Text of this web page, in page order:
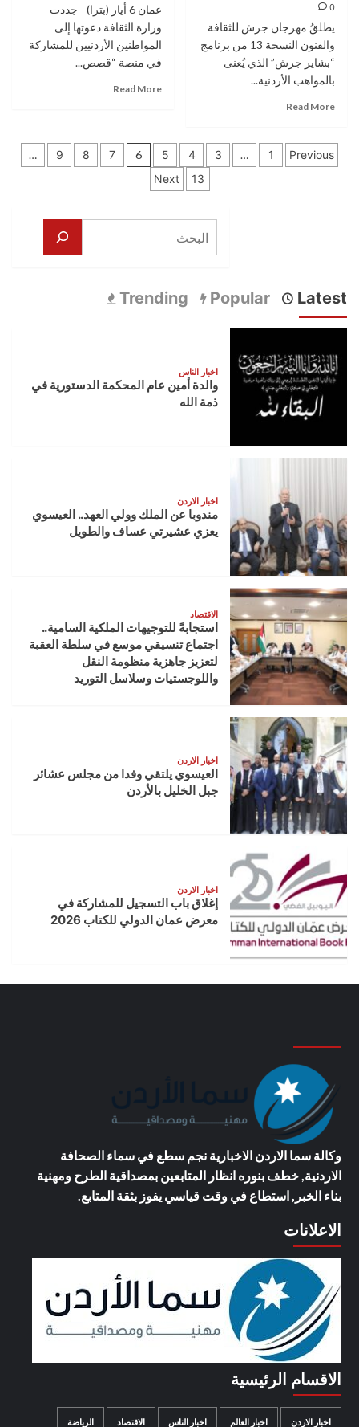
الأردنية
عمود
ودورها
في
بناء
السردية
0
يطلقُ مهرجان جرش للثقافة
والفنون النسخة 13 من برنامج
“بشاير جرش” الذي يُعنى
بالمواهب الأردنية...
Read More
بإدراج
فني
يفتح
نسخته
13
عمان 6 أيار (بترا)– جددت
وزارة الثقافة دعوتها إلى
المواطنين الأردنيين للمشاركة
في منصة “قصص...
Read More
الثقافة
تجدد
منصة
من
السردية
تعدد
Previous
1
…
3
4
5
6
7
8
9
…
13
Next
البحث
Latest
Popular
Trending
اخبار الناس
والدة أمين عام المحكمة الدستورية في
ذمة الله
اخبار الاردن
مندوبا عن الملك وولي العهد.. العيسوي
يعزي عشيرتي عساف والطويل
الاقتصاد
استجابةً للتوجيهات الملكية السامية..
اجتماع تنسيقي موسع في سلطة العقبة
لتعزيز جاهزية منظومة النقل
واللوجستيات وسلاسل التوريد
اخبار الاردن
العيسوي يلتقي وفدا من مجلس عشائر
جبل الخليل بالأردن
اخبار الاردن
إغلاق باب التسجيل للمشاركة في
معرض عمان الدولي للكتاب 2026
وكالة سما الاردن الاخباريةنجم سطع في سماء الصحافة
الاردنية, خطف بنوره انظار المتابعين بمصداقية الطرح ومهنية
بناء الخبر, استطاع في وقت قياسي يفوز بثقة المتابع.
الاعلانات
الاقسام الرئيسية
اخبار الاردن اخبار العالم اخبار الناس الاقتصاد الرياضة